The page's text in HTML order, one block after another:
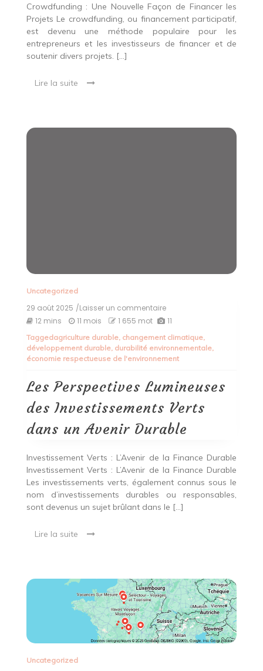
Crowdfunding : Une Nouvelle Façon de Financer les
Projets Le crowdfunding, ou financement participatif,
est devenu une méthode populaire pour les
entrepreneurs et les investisseurs de financer et de
soutenir divers projets. […]
Lire la suite
Uncategorized
29 août 2025 /Laisser un commentaireon
Les
Lumineuses
des
Investissements
dans
un
Avenir
Durable
12 mins 11 mois 1 655 mot 11
Taggedagriculture durable, changement climatique,
développement durable, durabilité environnementale,
économie respectueuse de l'environnement
Les Perspectives Lumineuses
des Investissements Verts
dans un Avenir Durable
Investissement Verts : L’Avenir de la Finance Durable
Investissement Verts : L’Avenir de la Finance Durable
Les investissements verts, également connus sous le
nom d’investissements durables ou responsables,
sont devenus un sujet brûlant dans le […]
Lire la suite
Uncategorized